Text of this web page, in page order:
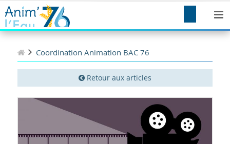
Coordination Animation BAC 76
Retour aux articles